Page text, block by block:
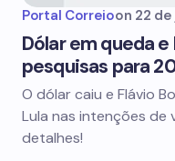
Portal Correioon 22
Dólar em queda
pesquisas para
O dólar caiu e Flávio
Lula nas intenções de
detalhes!